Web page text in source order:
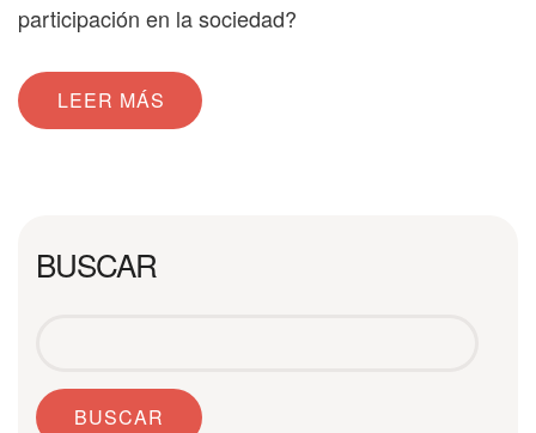
participación en la sociedad?
LEER MÁS
BUSCAR